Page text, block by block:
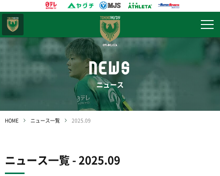
NEWS
ニュース
HOME ニュース一覧 2025.09
ニュース一覧 - 2025.09